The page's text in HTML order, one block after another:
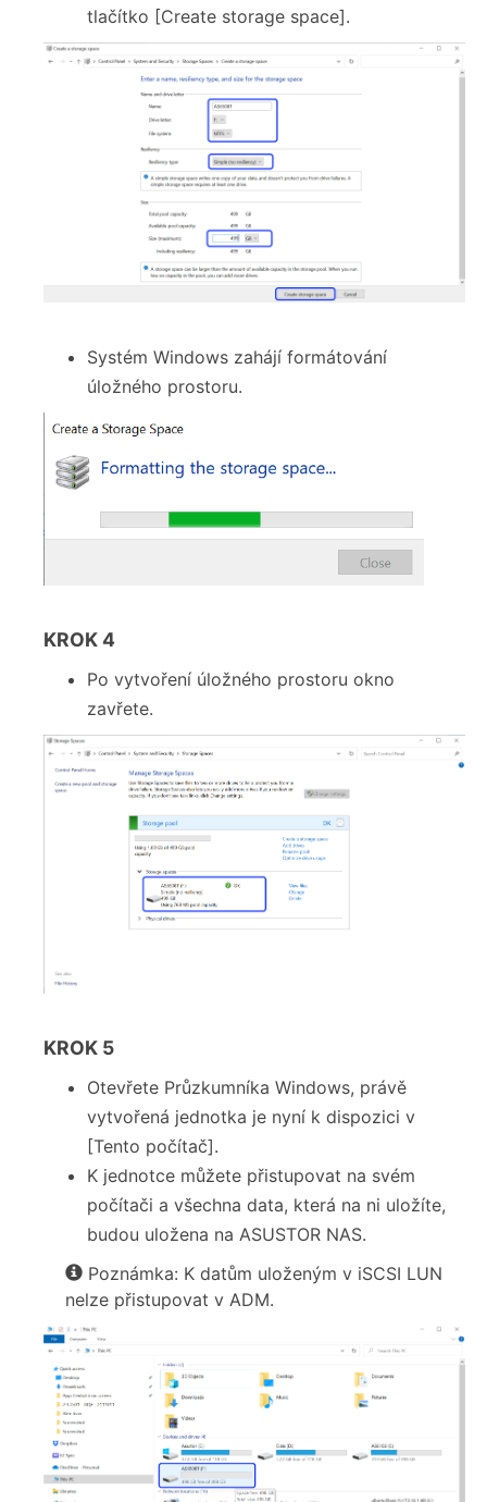
tlačítko [Create storage space].
Systém Windows zahájí formátování
úložného prostoru.
KROK 4
Po vytvoření úložného prostoru okno
zavřete.
KROK 5
Otevřete Průzkumníka Windows, právě
vytvořená jednotka je nyní k dispozici v
[Tento počítač].
K jednotce můžete přistupovat na svém
počítači a všechna data, která na ni uložíte,
budou uložena na ASUSTOR NAS.
Poznámka: K datům uloženým v iSCSI LUN
nelze přistupovat v ADM.